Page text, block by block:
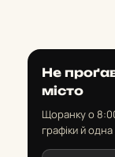
Не
місто
Щоранку о
графіки й